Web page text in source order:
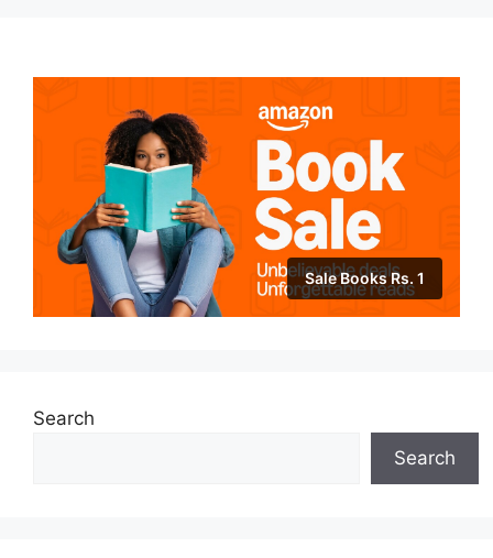
Sale Books Rs. 1
Search
Search